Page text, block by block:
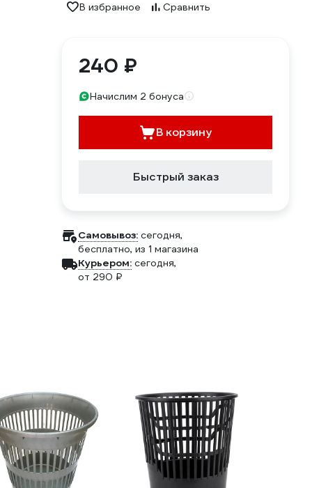
В избранное Сравнить
240 ₽
Начислим 2 бонуса
В корзину
Быстрый заказ
Самовывоз: сегодня,
бесплатно, из 1 магазина
Курьером: сегодня,
от 290 ₽